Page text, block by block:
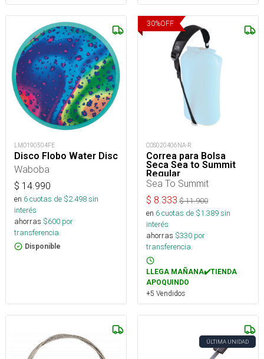
LMO190504FE
Disco Flobo Water Disc
Waboba
$ 14.990
en 6cuotas de $2.498sin
interés
ahorras $600 por
transferencia.
Disponible
30%OFF
COS020406NA-R
Correa para Bolsa
Seca Sea to Summit
Regular
Sea To Summit
$ 8.333 $11.900
en 6cuotas de $1.389sin
interés
ahorras $330 por
transferencia.
LLEGA MAÑANA✔️TIENDA
APOQUINDO
+5 Vendidos
ÚLTIMA UNIDAD